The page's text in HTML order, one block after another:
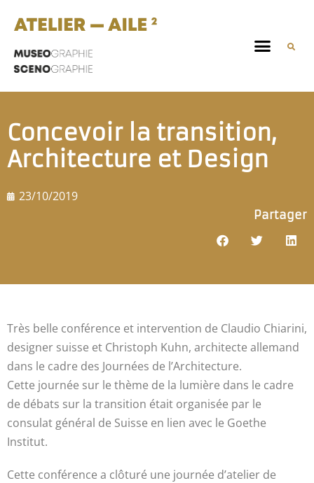
Concevoir la transition,
Architecture et Design
23/10/2019
Partager
Très belle conférence et intervention de Claudio Chiarini,
designer suisse et Christoph Kuhn, architecte allemand
dans le cadre des Journées de l’Architecture.
Cette journée sur le thème de la lumière dans le cadre
de débats sur la transition était organisée par le
consulat général de Suisse en lien avec le Goethe
Institut.
Cette conférence a clôturé une journée d’atelier de